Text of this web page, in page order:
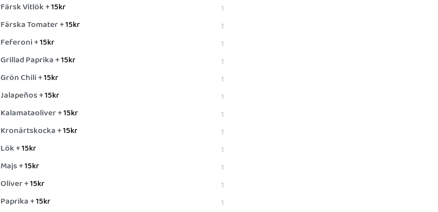
Färsk Vitlök +15kr
Färska Tomater +15kr
Feferoni +15kr
Grillad Paprika +15kr
Grön Chili +15kr
Jalapeños +15kr
Kalamataoliver +15kr
Kronärtskocka +15kr
Lök +15kr
Majs +15kr
Oliver +15kr
Paprika +15kr